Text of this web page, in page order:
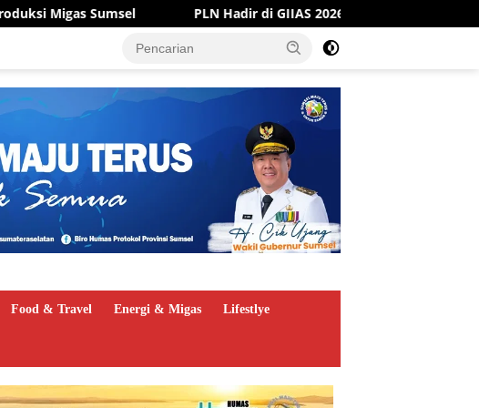
PLN Hadir di GIIAS 2026, Tawarkan Promo Tambah Daya 50 Persen
Food & Travel Energi & Migas Lifestlye